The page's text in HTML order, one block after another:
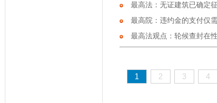
最高法：无证建筑已确定
最高院：违约金的支付仅
最高法观点：轮候查封在
1 2 3 4